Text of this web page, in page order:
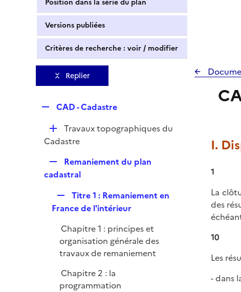
Position dans la série du plan
Versions publiées
Critères de recherche : voir / modifier
Replier
p
l
r
CAD - Cadastre
D
é
i
Travaux topographiques du
Cadastre
e
l
i
e
Remaniement du plan
cadastral
e
l
i
e
r
Titre 1 : Remaniement en
France de l'intérieur
Chapitre 1 : principes et
organisation générale des
travaux de remaniement
Chapitre 2 : la
programmation
I.
1
La
des
10
Les
- dans